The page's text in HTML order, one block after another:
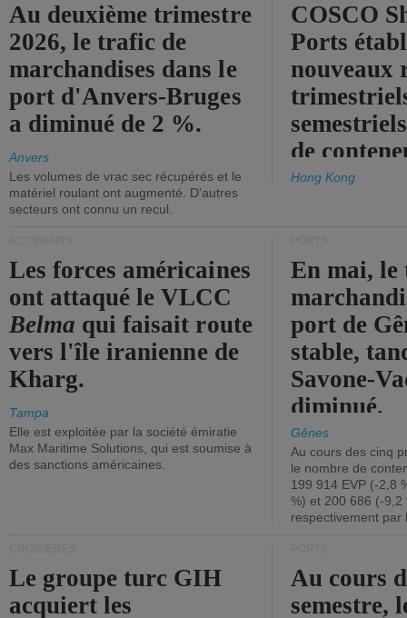
Au deuxième trimestre
2026, le trafic de
marchandises dans le
port d'Anvers-Bruges
a diminué de 2 %.
Anvers
Les volumes de vrac sec récupérés et le
matériel roulant ont augmenté. D'autres
secteurs ont connu un recul.
COSCO
Ports
nouveaux
de
Hong Kong
Les forces américaines
ont attaqué le VLCC
Belma qui faisait route
vers l'île iranienne de
Kharg.
Tampa
Elle est exploitée par la société émiratie
Max Maritime Solutions, qui est soumise à
des sanctions américaines.
En mai, le
port de
stable,
Savone-
diminué.
Gênes
Au cours des cinq
le nombre de
199 914 EVP (-2,8
%) et 200 686 (-9,2
respectivement par
Le groupe turc GIH
acquiert les
Au cours
semestre,